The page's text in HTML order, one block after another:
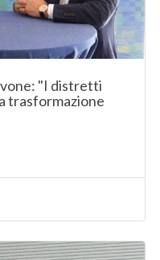
"I distretti
trasformazione